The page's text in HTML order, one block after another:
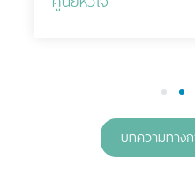
1 2
บทความทาง